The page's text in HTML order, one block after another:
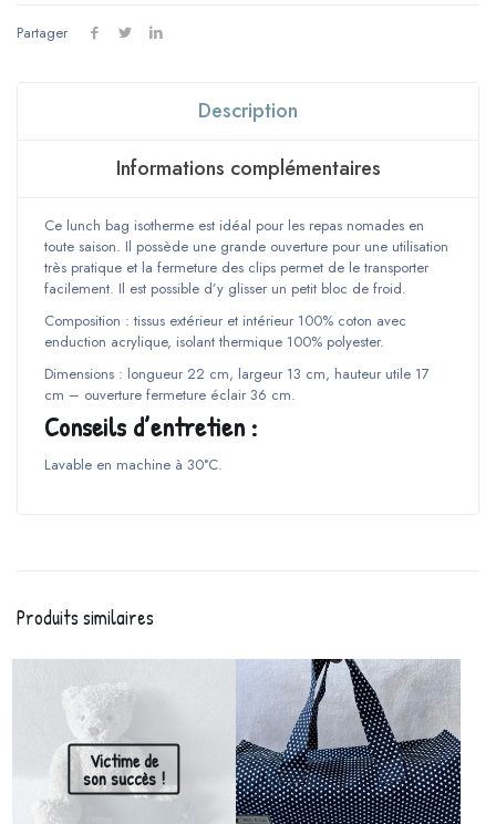
-
Coton
Partager
Description
Informations complémentaires
Ce lunch bag isotherme est idéal pour les repas nomades en
toute saison. Il possède une grande ouverture pour une utilisation
très pratique et la fermeture des clips permet de le transporter
facilement. Il est possible d’y glisser un petit bloc de froid.
Composition : tissus extérieur et intérieur 100% coton avec
enduction acrylique, isolant thermique 100% polyester.
Dimensions : longueur 22 cm, largeur 13 cm, hauteur utile 17
cm – ouverture fermeture éclair 36 cm.
Conseils d’entretien :
Lavable en machine à 30°C.
Produits similaires
Victime de
son succès !